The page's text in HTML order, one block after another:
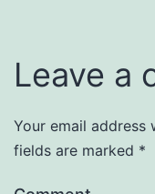
Leave a
Your email address
fields are marked *